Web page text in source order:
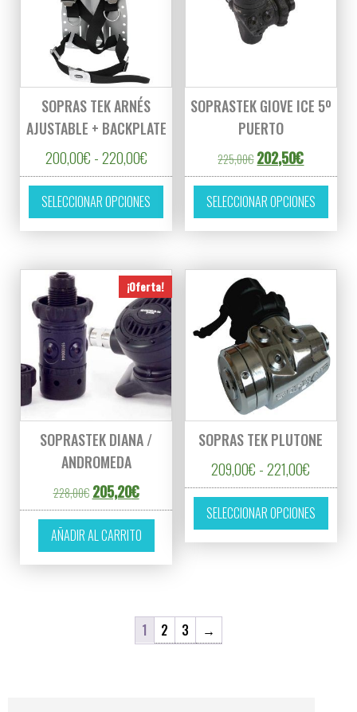
SOPRAS TEK ARNÉS
AJUSTABLE + BACKPLATE
200,00€ -220,00€Rango de precios: desde 200,00€ hasta
SELECCIONAR OPCIONES
Este producto tiene múltiples variantes.
SOPRASTEK GIOVE ICE 5º
PUERTO
225,00€ El precio original
202,50€El precio
SELECCIONAR OPCIONES
Este
¡Oferta!
SOPRASTEK DIANA /
ANDROMEDA
228,00€ El precio original era: 228,00€.
205,20€El precio actual es: 205,20€.
AÑADIR AL CARRITO
SOPRAS TEK PLUTONE
209,00€ - 221,00€
SELECCIONAR OPCIONES
Este
1 2 3 →